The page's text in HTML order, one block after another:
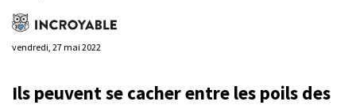
vendredi, 27 mai 2022
Ils peuvent se cacher entre les poils des